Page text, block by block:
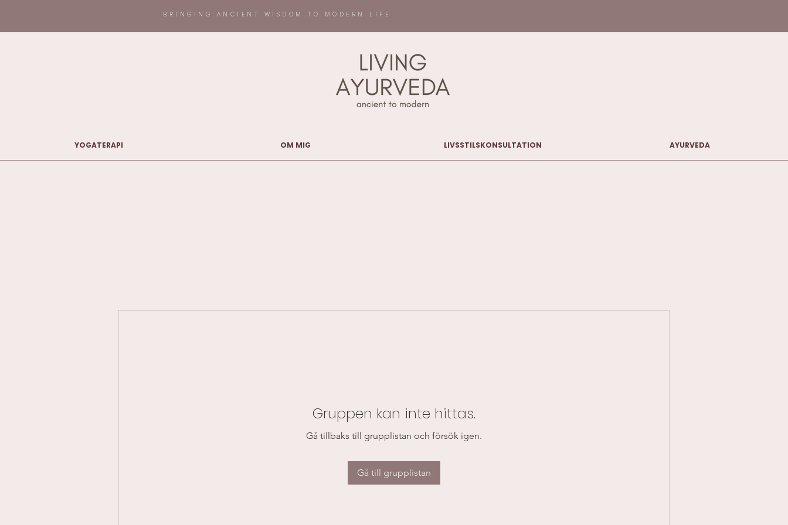
BRINGING ANCIENT WISDOM TO MODERN LIFE
YOGATERAPI OM MIG LIVSSTILSKONSULTATION AYURVEDA
Gruppen kan inte hittas.
Gå tillbaks till grupplistan och försök igen.
Gå till grupplistan